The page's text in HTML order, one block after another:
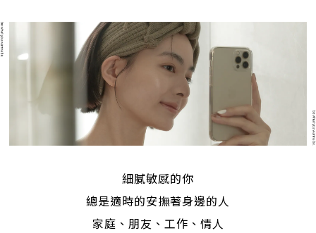
細膩敏感的你
總是適時的安撫著身邊的人
家庭、朋友、工作、情人